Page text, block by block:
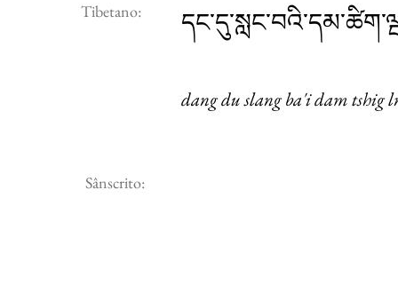
Tibetano:
dang du slang ba'i dam tshig
Sânscrito: